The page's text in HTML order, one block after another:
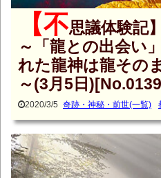
【不思議体験記
～「龍との出会い
れた龍神は龍その
～(3月5日
2020/3/5 奇跡・神秘・前世(一覧)